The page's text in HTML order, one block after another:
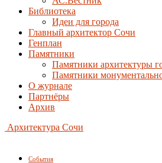
Библиотека
Идеи для города
Главный архитектор Сочи
Генплан
Памятники
Памятники архитектуры
Памятники
О журнале
Партнёры
Архив
Архитектура Сочи
События